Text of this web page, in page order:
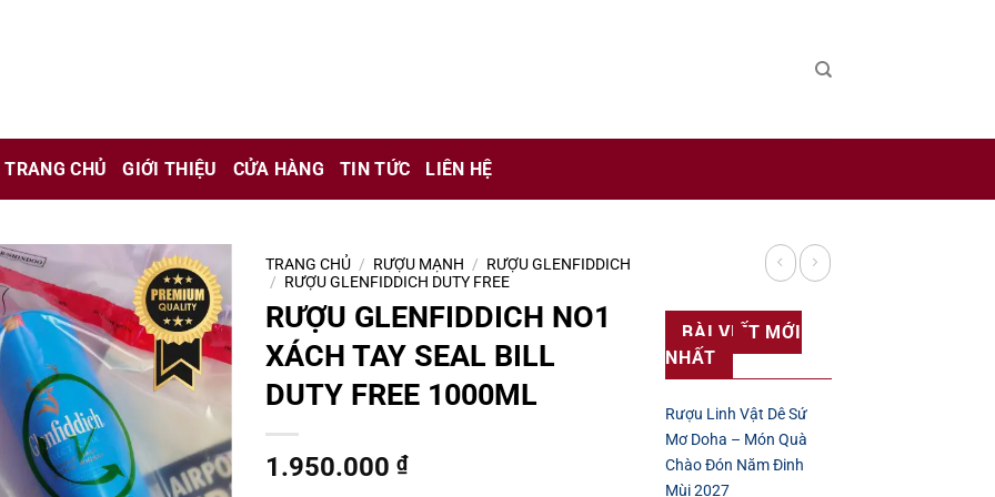
chỉ là kênh giới thiệu thông tin các sản phẩm từ những công ty sản xuất rượu uy tín trên thế giới.
đang mang thai.
TRANG CHỦ GIỚI THIỆU CỬA HÀNG TIN TỨC LIÊN HỆ
TRANG CHỦ / RƯỢU MẠNH / RƯỢU GLENFIDDICH
/ RƯỢU GLENFIDDICH DUTY FREE
RƯỢU GLENFIDDICH NO1
XÁCH TAY SEAL BILL
DUTY FREE 1000ML
1.950.000 ₫
BÀI VIẾT MỚI
NHẤT
Rượu Linh Vật Dê Sứ
Mơ Doha – Món Quà
Chào Đón Năm Đinh
Mùi 2027